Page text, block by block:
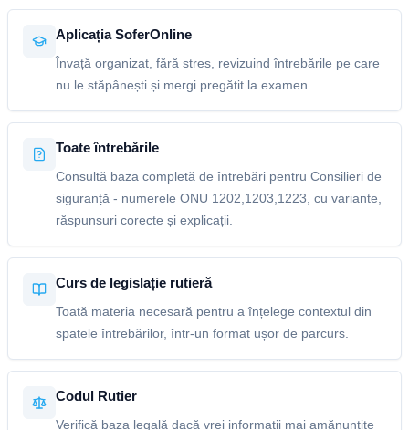
Aplicația SoferOnline
Învață organizat, fără stres, revizuind întrebările pe care
nu le stăpânești și mergi pregătit la examen.
Toate întrebările
Consultă baza completă de întrebări pentru Consilieri de
siguranță - numerele ONU 1202,1203,1223, cu variante,
răspunsuri corecte și explicații.
Curs de legislație rutieră
Toată materia necesară pentru a înțelege contextul din
spatele întrebărilor, într-un format ușor de parcurs.
Codul Rutier
Verifică baza legală dacă vrei informații mai amănunțite